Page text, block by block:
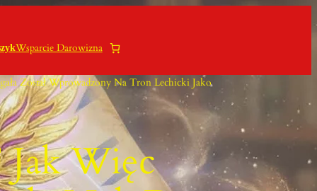
Wsparcie Darowizna
Został Wprowadzony Na Tron Lechicki Jako
Więc